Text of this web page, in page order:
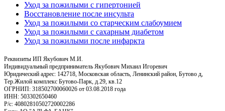
Уход за пожилыми с гипертонией
Восстановление после инсульта
Уход за пожилыми со старческим слабоумием
Уход за пожилыми с сахарным диабетом
Уход за пожилыми после инфаркта
Реквизиты ИП Якубович М.И.
Индивидуальный предприниматель Якубович Михаил Игоревич
Юридический адрес: 142718, Московская область, Ленинский район, Бутово д,
Тер.Жилой комплекс Бутово-Парк, д.29, кв.12
ОГРНИП: 318502700060026 от 03.08.2018 года
ИНН: 503302650460
Р/с: 40802810502720002286